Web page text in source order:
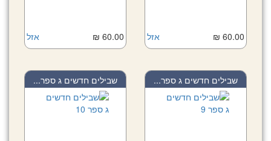
אזל 60.00 ₪ אזל 60.00 ₪
שבילים חדשים ג ספר... שבילים חדשים ג ספר...